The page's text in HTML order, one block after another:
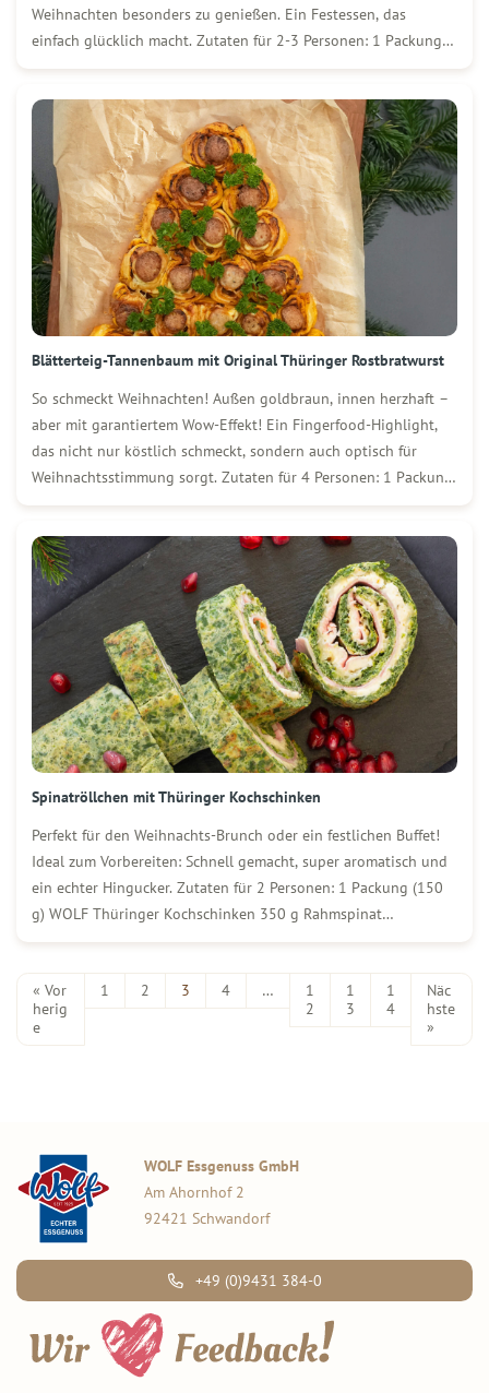
Weihnachten besonders zu genießen. Ein Festessen, das
einfach glücklich macht. Zutaten für 2-3 Personen: 1 Packung
Blätterteig-Tannenbaum mit Original Thüringer Rostbratwurst
So schmeckt Weihnachten! Außen goldbraun, innen herzhaft –
aber mit garantiertem Wow-Effekt! Ein Fingerfood-Highlight,
das nicht nur köstlich schmeckt, sondern auch optisch für
Weihnachtsstimmung sorgt. Zutaten für 4 Personen: 1 Packung
Geschmack) 1 […]
Spinatröllchen mit Thüringer Kochschinken
Perfekt für den Weihnachts-Brunch oder ein festlichen Buffet!
Ideal zum Vorbereiten: Schnell gemacht, super aromatisch und
ein echter Hingucker. Zutaten für 2 Personen: 1 Packung (150
g) WOLF Thüringer Kochschinken 350 g Rahmspinat
« Vor
herig
e
1 2 3 4 …
1
2
1
3
1
4
Näc
hste
»
WOLF Essgenuss GmbH
Am Ahornhof 2
92421 Schwandorf
+49 (0)9431 384-0